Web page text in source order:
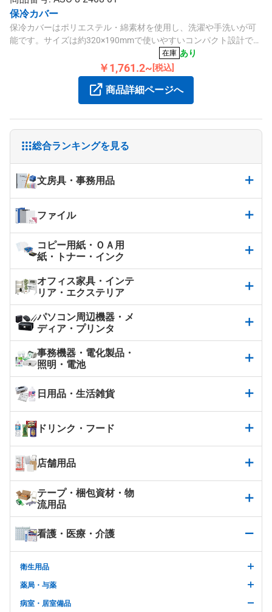
総合ランキングを見る
文房具・事務用品
ファイル
コピー用紙・ＯＡ用
紙・トナー・インク
オフィス家具・インテ
リア・エクステリア
パソコン周辺機器・メ
ディア・プリンタ
事務機器・電化製品・
照明・電池
日用品・生活雑貨
ドリンク・フード
店舗用品
テープ・梱包資材・物
流用品
看護・医療・介護
衛生用品
薬局・与薬
病室・居室備品
保冷カバー
保冷カバーはポリエステル・綿素材を使用し、洗濯や手洗いが可
能です。サイズは約320×190mmで使いやすいコンパクト設計で
在庫 あり
￥1,761.2~ [税込]
商品詳細ページへ